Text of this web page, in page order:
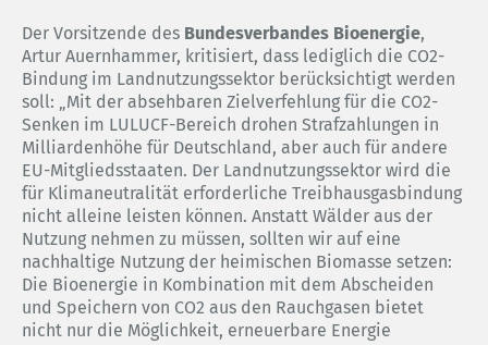
Der Vorsitzende des Bundesverbandes Bioenergie,
Artur Auernhammer, kritisiert, dass lediglich die CO2-
Bindung im Landnutzungssektor berücksichtigt werden
soll: „Mit der absehbaren Zielverfehlung für die CO2-
Senken im LULUCF-Bereich drohen Strafzahlungen in
Milliardenhöhe für Deutschland, aber auch für andere
EU-Mitgliedsstaaten. Der Landnutzungssektor wird die
für Klimaneutralität erforderliche Treibhausgasbindung
nicht alleine leisten können. Anstatt Wälder aus der
Nutzung nehmen zu müssen, sollten wir auf eine
nachhaltige Nutzung der heimischen Biomasse setzen:
Die Bioenergie in Kombination mit dem Abscheiden
und Speichern von CO2 aus den Rauchgasen bietet
nicht nur die Möglichkeit, erneuerbare Energie